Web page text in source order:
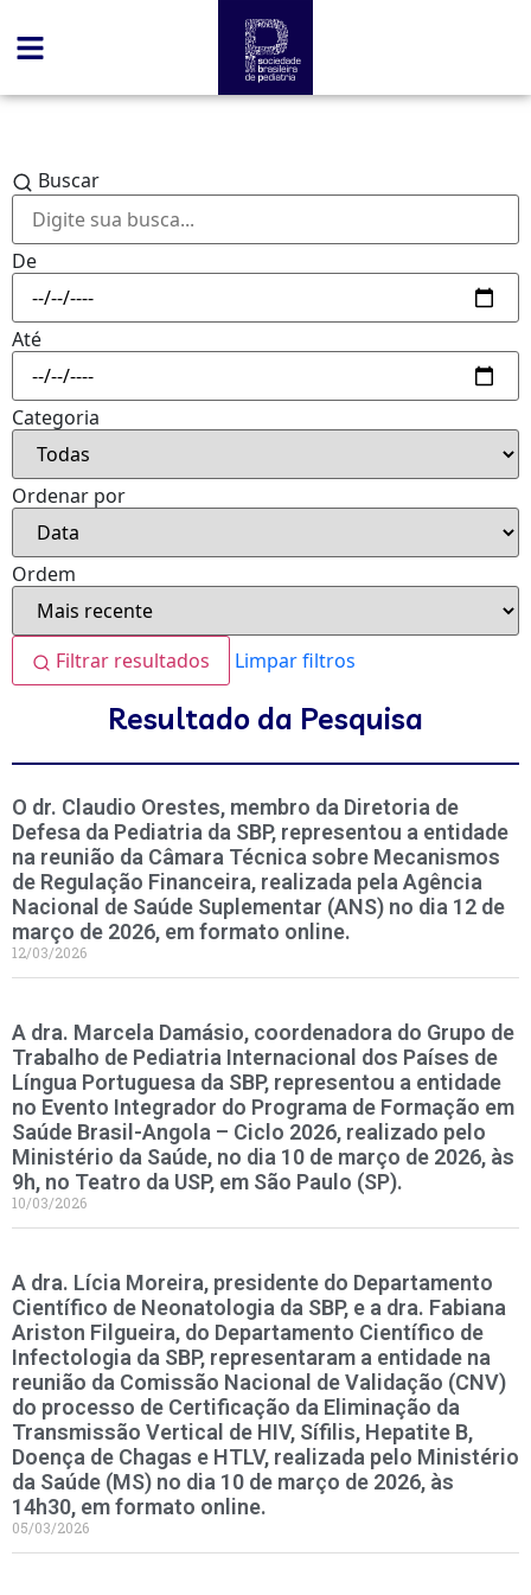
Buscar
De
Até
Categoria
Ordenar por
Ordem
Filtrar resultados Limpar filtros
Resultado da Pesquisa
O dr. Claudio Orestes, membro da Diretoria de
Defesa da Pediatria da SBP, representou a entidade
na reunião da Câmara Técnica sobre Mecanismos
de Regulação Financeira, realizada pela Agência
Nacional de Saúde Suplementar (ANS) no dia 12 de
março de 2026, em formato online.
12/03/2026
A dra. Marcela Damásio, coordenadora do Grupo de
Trabalho de Pediatria Internacional dos Países de
Língua Portuguesa da SBP, representou a entidade
no Evento Integrador do Programa de Formação em
Saúde Brasil-Angola – Ciclo 2026, realizado pelo
Ministério da Saúde, no dia 10 de março de 2026, às
9h, no Teatro da USP, em São Paulo (SP).
10/03/2026
A dra. Lícia Moreira, presidente do Departamento
Científico de Neonatologia da SBP, e a dra. Fabiana
Ariston Filgueira, do Departamento Científico de
Infectologia da SBP, representaram a entidade na
reunião da Comissão Nacional de Validação (CNV)
do processo de Certificação da Eliminação da
Transmissão Vertical de HIV, Sífilis, Hepatite B,
Doença de Chagas e HTLV, realizada pelo Ministério
da Saúde (MS) no dia 10 de março de 2026, às
14h30, em formato online.
05/03/2026